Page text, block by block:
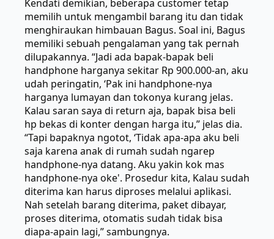
Kendati demikian, beberapa customer tetap
memilih untuk mengambil barang itu dan tidak
menghiraukan himbauan Bagus. Soal ini, Bagus
memiliki sebuah pengalaman yang tak pernah
dilupakannya. “Jadi ada bapak-bapak beli
handphone harganya sekitar Rp 900.000-an, aku
udah peringatin, ‘Pak ini handphone-nya
harganya lumayan dan tokonya kurang jelas.
Kalau saran saya di return aja, bapak bisa beli
hp bekas di konter dengan harga itu,” jelas dia.
“Tapi bapaknya ngotot, ‘Tidak apa-apa aku beli
saja karena anak di rumah sudah ngarep
handphone-nya datang. Aku yakin kok mas
handphone-nya oke'. Prosedur kita, Kalau sudah
diterima kan harus diproses melalui aplikasi.
Nah setelah barang diterima, paket dibayar,
proses diterima, otomatis sudah tidak bisa
diapa-apain lagi,” sambungnya.